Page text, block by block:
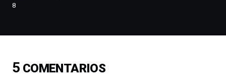
espectáculos
del
septiembre
8
5 COMENTARIOS